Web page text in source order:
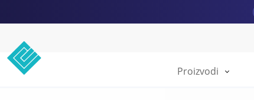
Proizvodi